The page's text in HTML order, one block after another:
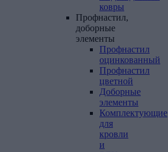
ковры
Профнастил,
доборные
элементы
Профнастил
оцинкованный
Профнастил
цветной
Доборные
элементы
Комплектующие
для
кровли
и